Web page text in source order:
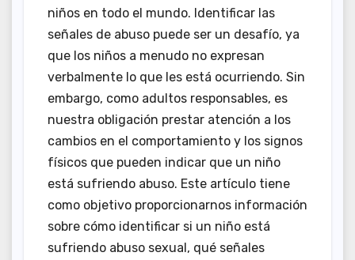
niños en todo el mundo. Identificar las
señales de abuso puede ser un desafío, ya
que los niños a menudo no expresan
verbalmente lo que les está ocurriendo. Sin
embargo, como adultos responsables, es
nuestra obligación prestar atención a los
cambios en el comportamiento y los signos
físicos que pueden indicar que un niño
está sufriendo abuso. Este artículo tiene
como objetivo proporcionarnos información
sobre cómo identificar si un niño está
sufriendo abuso sexual, qué señales